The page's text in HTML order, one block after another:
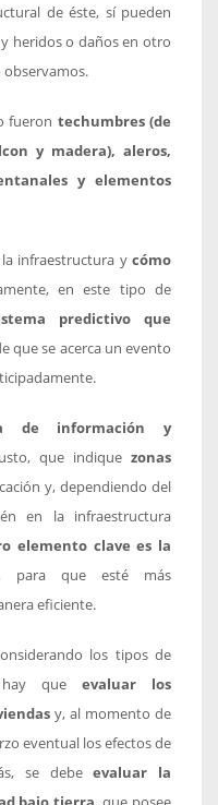
de éste, sí pueden
heridos o daños en otro
fueron techumbres (de
y madera), aleros,
y elementos
infraestructura y cómo
en este tipo de
predictivo que
que se acerca un evento
de información y
que indique zonas
y, dependiendo del
en la infraestructura
elemento clave es la
para que esté más
eficiente.
los tipos de
hay que evaluar los
y, al momento de
eventual los efectos de
se debeevaluar la